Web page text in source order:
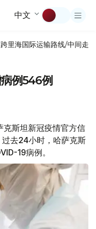
中文
跨里海国际运输路线/中间走廊
例546例
斯坦新冠疫情官方信
去24小时，哈萨克斯
19病例。